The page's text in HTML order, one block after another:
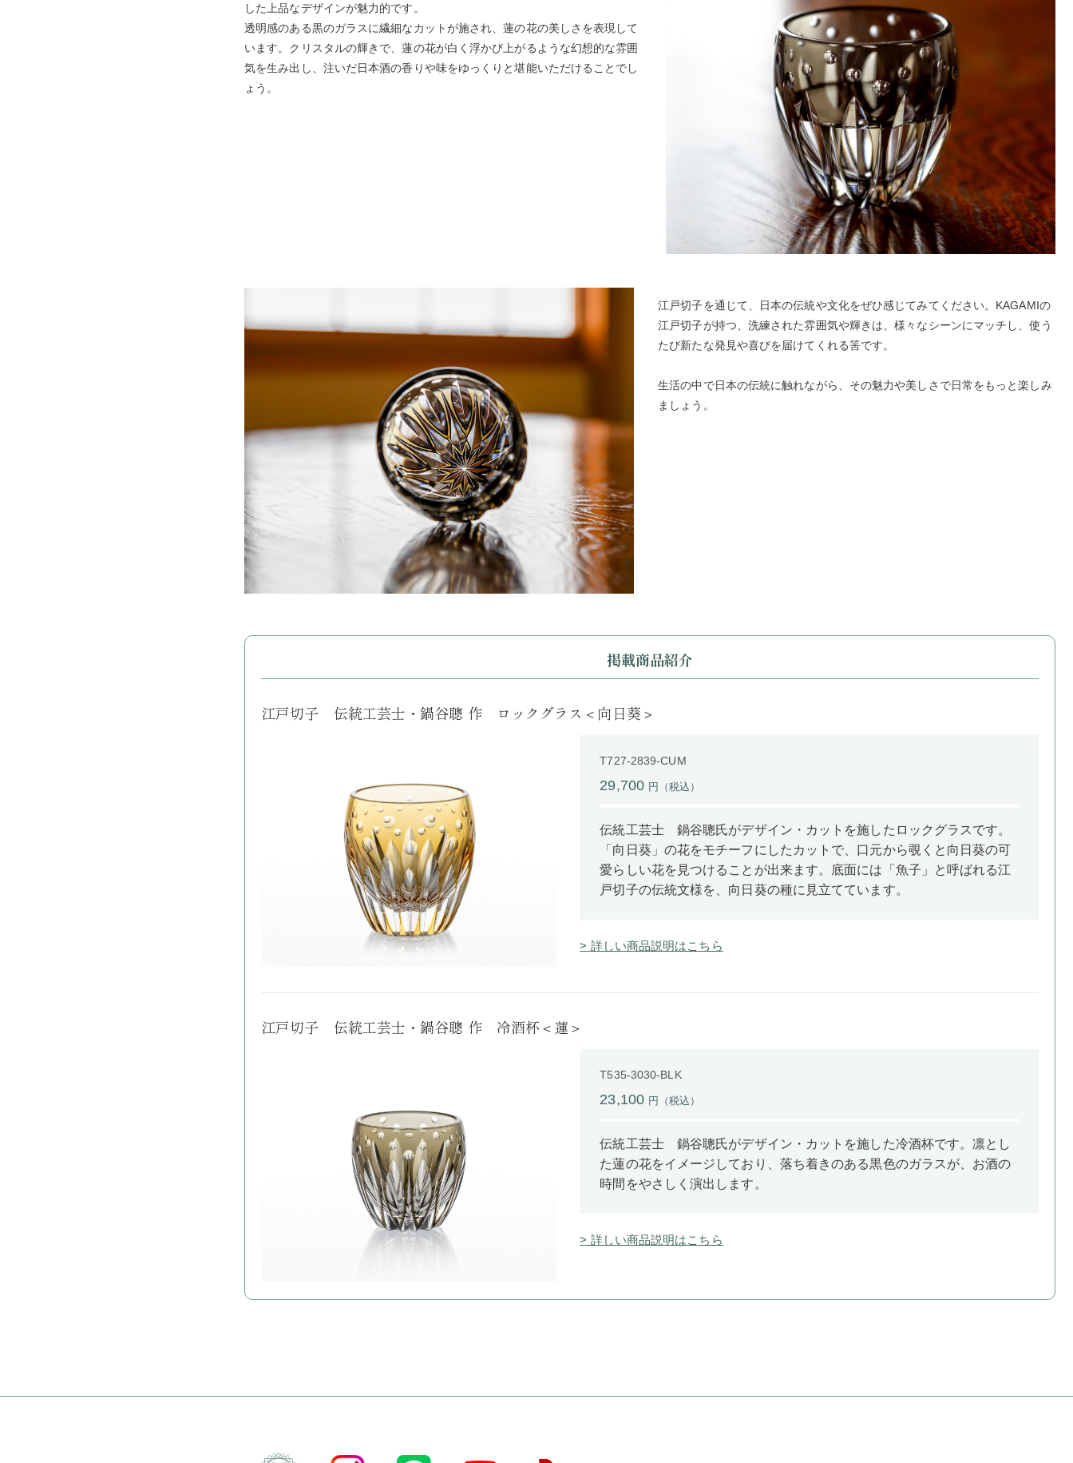
した上品なデザインが魅力的です。
透明感のある黒のガラスに繊細なカットが施され、蓮の花の美しさを表現して
います。クリスタルの輝きで、蓮の花が白く浮かび上がるような幻想的な雰囲
気を生み出し、注いだ日本酒の香りや味をゆっくりと堪能いただけることでし
ょう。
江戸切子を通じて、日本の伝統や文化をぜひ感じてみてください。KAGAMIの
江戸切子が持つ、洗練された雰囲気や輝きは、様々なシーンにマッチし、使う
たび新たな発見や喜びを届けてくれる筈です。
生活の中で日本の伝統に触れながら、その魅力や美しさで日常をもっと楽しみ
ましょう。
掲載商品紹介
江戸切子 伝統工芸士・鍋谷聰 作 ロックグラス＜向日葵＞
T727-2839-CUM
29,700 円（税込）
伝統工芸士 鍋谷聰氏がデザイン・カットを施したロックグラスです。
「向日葵」の花をモチーフにしたカットで、口元から覗くと向日葵の可
愛らしい花を見つけることが出来ます。底面には「魚子」と呼ばれる江
戸切子の伝統文様を、向日葵の種に見立てています。
> 詳しい商品説明はこちら
江戸切子 伝統工芸士・鍋谷聰 作 冷酒杯＜蓮＞
T535-3030-BLK
23,100 円（税込）
伝統工芸士 鍋谷聰氏がデザイン・カットを施した冷酒杯です。凛とし
た蓮の花をイメージしており、落ち着きのある黒色のガラスが、お酒の
時間をやさしく演出します。
> 詳しい商品説明はこちら